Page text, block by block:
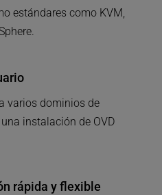
estándares como KVM,
varios dominios de
instalación de OVD
rápida y flexible